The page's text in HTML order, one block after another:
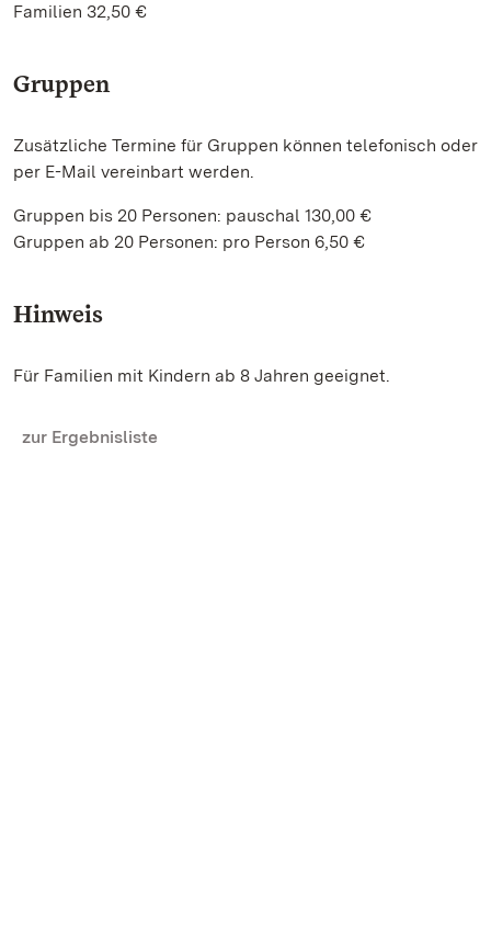
Familien 32,50 €
Gruppen
Zusätzliche Termine für Gruppen können telefonisch oder
per E-Mail vereinbart werden.
Gruppen bis 20 Personen: pauschal 130,00 €
Gruppen ab 20 Personen: pro Person 6,50 €
Hinweis
Für Familien mit Kindern ab 8 Jahren geeignet.
zur Ergebnisliste